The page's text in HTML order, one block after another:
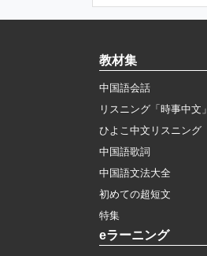
教材集
中国語会話
リスニング「時事中文」
ひよこ中文リスニング
中国語歌詞
中国語文法大全
初めての超短文
特集
eラーニング